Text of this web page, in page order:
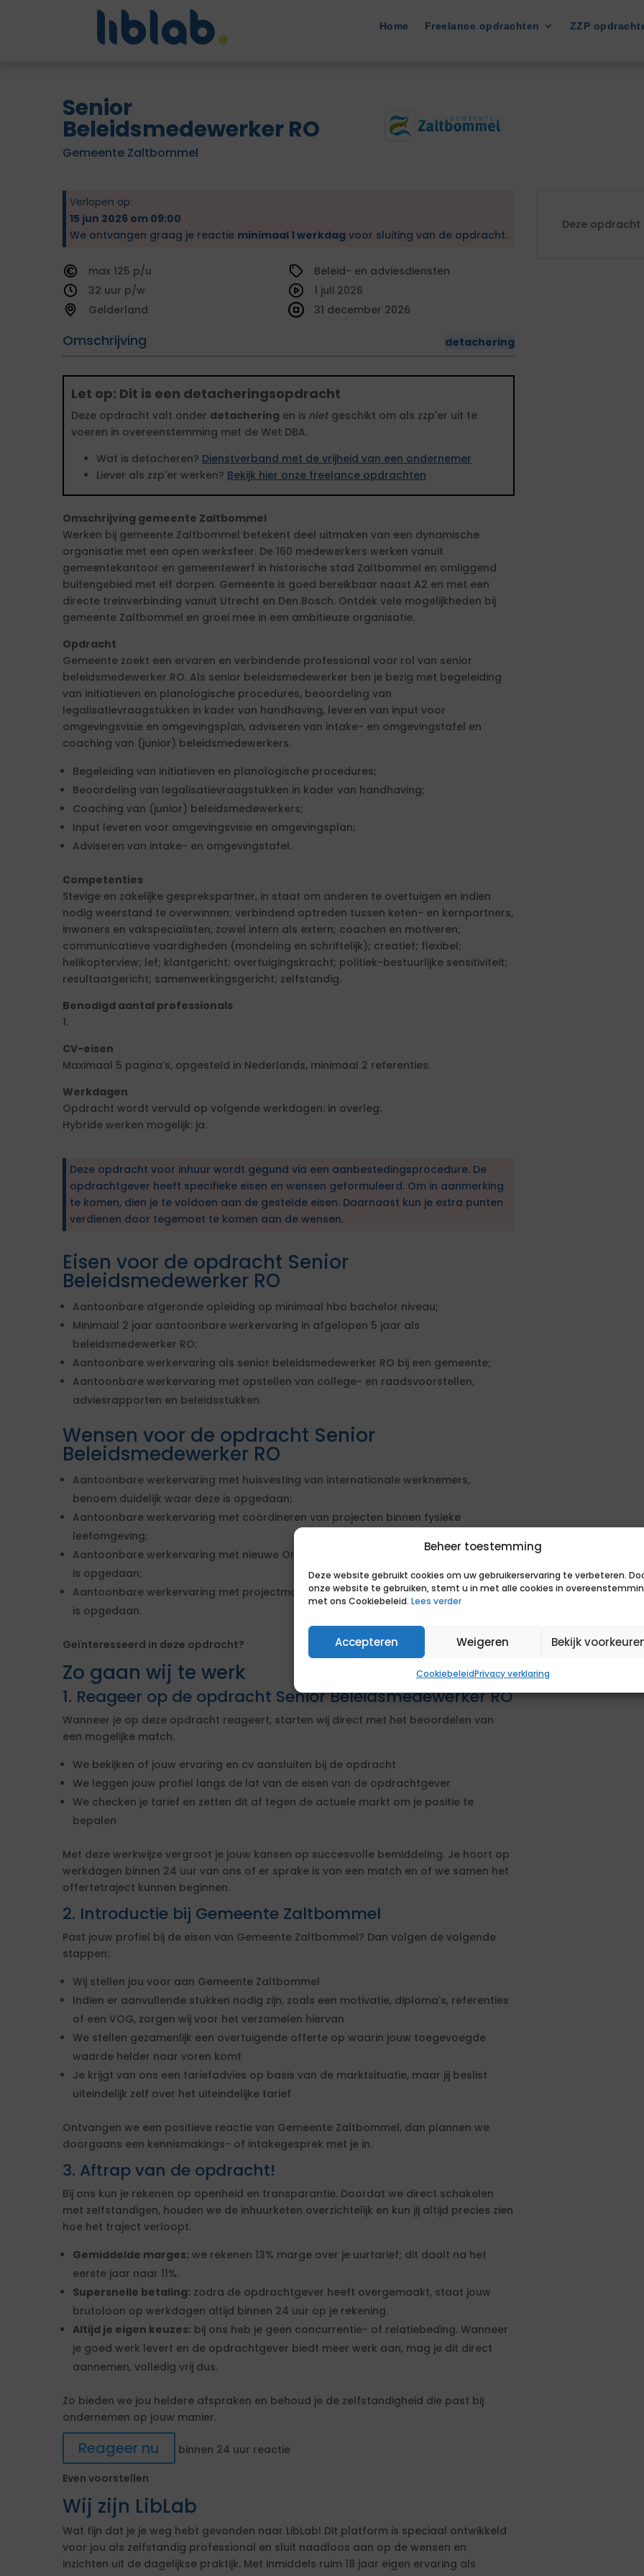
Beheer toestemming
Deze website gebruikt cookies om uw gebruikerservaring te verbeteren.
onze website te gebruiken, stemt u in met alle cookies in
met ons Cookiebeleid. Lees verder
Accepteren Weigeren Bekijk
CookiebeleidPrivacy verklaring
Home Freelance opdrachten ZZP
Senior
Beleidsmedewerker RO
Gemeente Zaltbommel
Verlopen op:
15 jun 2026 om 09:00
We ontvangen graag je reactie minimaal 1 werkdag voor sluiting van de opdracht.
125
32
Gelderland
Beleid- en adviesdiensten
Omschrijving detachering
1 juli 2026
31 december 2026
Let op: Dit is een detacheringsopdracht
Deze opdracht valt onder detachering en is niet geschikt om als zzp'er uit te
voeren in overeenstemming met de Wet DBA.
Wat is detacheren? Dienstverband met de vrijheid van een ondernemer
Liever als zzp'er werken? Bekijk hier onze freelance opdrachten
Omschrijving gemeente Zaltbommel
Werken bij gemeente Zaltbommel betekent deel uitmaken van een dynamische
organisatie met een open werksfeer. De 160 medewerkers werken vanuit
gemeentekantoor en gemeentewerf in historische stad Zaltbommel en omliggend
buitengebied met elf dorpen. Gemeente is goed bereikbaar naast A2 en met een
directe treinverbinding vanuit Utrecht en Den Bosch. Ontdek vele mogelijkheden bij
gemeente Zaltbommel en groei mee in een ambitieuze organisatie.
Opdracht
Gemeente zoekt een ervaren en verbindende professional voor rol van senior
beleidsmedewerker RO. Als senior beleidsmedewerker ben je bezig met begeleiding
van initiatieven en planologische procedures, beoordeling van
legalisatievraagstukken in kader van handhaving, leveren van input voor
omgevingsvisie en omgevingsplan, adviseren van intake- en omgevingstafel en
coaching van (junior) beleidsmedewerkers.
Begeleiding van initiatieven en planologische procedures;
Beoordeling van legalisatievraagstukken in kader van handhaving;
Coaching van (junior) beleidsmedewerkers;
Input leveren voor omgevingsvisie en omgevingsplan;
Adviseren van intake- en omgevingstafel.
Competenties
Stevige en zakelijke gesprekspartner, in staat om anderen te overtuigen en indien
nodig weerstand te overwinnen; verbindend optreden tussen keten- en kernpartners,
inwoners en vakspecialisten, zowel intern als extern; coachen en motiveren;
communicatieve vaardigheden (mondeling en schriftelijk); creatief; flexibel;
helikopterview; lef; klantgericht; overtuigingskracht; politiek-bestuurlijke sensitiviteit;
resultaatgericht; samenwerkingsgericht; zelfstandig.
Benodigd aantal professionals
1.
CV-eisen
Maximaal 5 pagina’s, opgesteld in Nederlands, minimaal 2 referenties.
Werkdagen
Opdracht wordt vervuld op volgende werkdagen: in overleg.
Hybride werken mogelijk: ja.
Deze opdracht voor inhuur wordt gegund via een aanbestedingsprocedure. De
opdrachtgever heeft specifieke eisen en wensen geformuleerd. Om in aanmerking
te komen, dien je te voldoen aan de gestelde eisen. Daarnaast kun je extra punten
verdienen door tegemoet te komen aan de wensen.
Eisen voor de opdracht Senior
Beleidsmedewerker RO
Aantoonbare afgeronde opleiding op minimaal hbo bachelor niveau;
Minimaal 2 jaar aantoonbare werkervaring in afgelopen 5 jaar als
beleidsmedewerker RO;
Aantoonbare werkervaring als senior beleidsmedewerker RO bij een gemeente;
Aantoonbare werkervaring met opstellen van college- en raadsvoorstellen,
adviesrapporten en beleidsstukken.
Wensen voor de opdracht Senior
Beleidsmedewerker RO
Aantoonbare werkervaring met huisvesting van internationale werknemers,
benoem duidelijk waar deze is opgedaan;
Aantoonbare werkervaring met coördineren van projecten binnen fysieke
leefomgeving;
Aantoonbare werkervaring met nieuwe Omgevingswet, benoem duidelijk waar deze
is opgedaan;
Aantoonbare werkervaring met projectmatig werken, benoem duidelijk waar deze
is opgedaan.
Geïnteresseerd in deze opdracht?
Zo gaan wij te werk
1. Reageer op de opdracht Senior Beleidsmedewerker RO
Wanneer je op deze opdracht reageert, starten wij direct met het beoordelen van
een mogelijke match.
We bekijken of jouw ervaring en cv aansluiten bij de opdracht
We leggen jouw profiel langs de lat van de eisen van de opdrachtgever
We checken je tarief en zetten dit af tegen de actuele markt om je positie te
bepalen
Met deze werkwijze vergroot je jouw kansen op succesvolle bemiddeling. Je hoort op
werkdagen binnen 24 uur van ons of er sprake is van een match en of we samen het
offertetraject kunnen beginnen.
2. Introductie bij Gemeente Zaltbommel
Past jouw profiel bij de eisen van Gemeente Zaltbommel? Dan volgen de volgende
stappen:
Wij stellen jou voor aan Gemeente Zaltbommel
Indien er aanvullende stukken nodig zijn, zoals een motivatie, diploma's, referenties
of een VOG, zorgen wij voor het verzamelen hiervan
We stellen gezamenlijk een overtuigende offerte op waarin jouw toegevoegde
waarde helder naar voren komt
Je krijgt van ons een tariefadvies op basis van de marktsituatie, maar jij beslist
uiteindelijk zelf over het uiteindelijke tarief
Ontvangen we een positieve reactie van Gemeente Zaltbommel, dan plannen we
doorgaans een kennismakings- of intakegesprek met je in.
3. Aftrap van de opdracht!
Bij ons kun je rekenen op openheid en transparantie. Doordat we direct schakelen
met zelfstandigen, houden we de inhuurketen overzichtelijk en kun jij altijd precies zien
hoe het traject verloopt.
Gemiddelde marges: we rekenen 13% marge over je uurtarief; dit daalt na het
eerste jaar naar 11%.
Supersnelle betaling: zodra de opdrachtgever heeft overgemaakt, staat jouw
brutoloon op werkdagen altijd binnen 24 uur op je rekening.
Altijd je eigen keuzes: bij ons heb je geen concurrentie- of relatiebeding. Wanneer
je goed werk levert en de opdrachtgever biedt meer werk aan, mag je dit direct
aannemen, volledig vrij dus.
Zo bieden we jou heldere afspraken en behoud je de zelfstandigheid die past bij
ondernemen op jouw manier.
Reageer nu
binnen 24 uur reactie
Even voorstellen
Wij zijn LibLab
Wat fijn dat je je weg hebt gevonden naar LibLab! Dit platform is speciaal ontwikkeld
voor jou als zelfstandig professional en sluit naadloos aan op de wensen en
inzichten uit de dagelijkse praktijk. Met inmiddels ruim 18 jaar eigen ervaring als
Deze opdracht